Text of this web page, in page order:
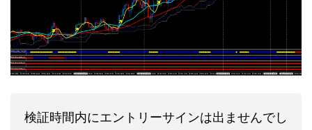
検証時間内にエントリーサインは出ませんでし